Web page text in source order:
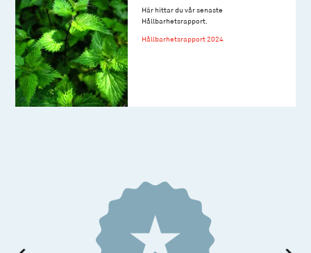
Här hittar du vår senaste
Hållbarhetsrapport.
Hållbarhetsrapport 2024